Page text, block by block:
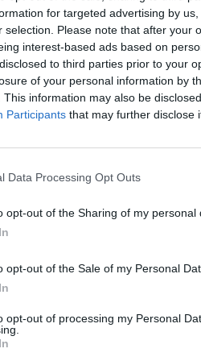
for targeted advertising by
selection. Please note that after your
interest-based ads based on
to third parties prior to your
of your personal information by
This information may also be
Participants that may further disclose
Data Processing Opt Outs
opt-out of the Sharing of my personal
opt-out of the Sale of my Personal
opt-out of processing my Personal
3:1
z wyścigu o
można było nabrać nieco
utrzymaniu się w play-offach
się zabójstwami,
będąc pierwszym
to rezultat oczekiwany przez
prosto po ich Nexus,
był to też punkt ostatni.
przygotowani. Grę drugą